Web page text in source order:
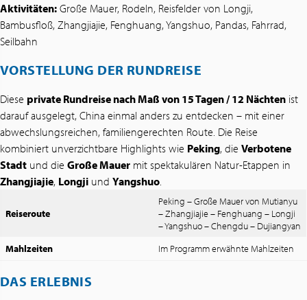
Aktivitäten: Große Mauer, Rodeln, Reisfelder von Longji,
Bambusfloß, Zhangjiajie, Fenghuang, Yangshuo, Pandas, Fahrrad,
Seilbahn
VORSTELLUNG DER RUNDREISE
Diese private Rundreise nach Maß von 15 Tagen / 12 Nächten ist
darauf ausgelegt, China einmal anders zu entdecken – mit einer
abwechslungsreichen, familiengerechten Route. Die Reise
kombiniert unverzichtbare Highlights wie Peking, die Verbotene
Stadt und die Große Mauer mit spektakulären Natur-Etappen in
Zhangjiajie, Longji und Yangshuo
Reiseroute
Peking – Große Mauer von Mutianyu
– Zhangjiajie – Fenghuang – Longji
– Yangshuo – Chengdu – Dujiangyan
Mahlzeiten
Im Programm erwähnte Mahlzeiten
DAS ERLEBNIS